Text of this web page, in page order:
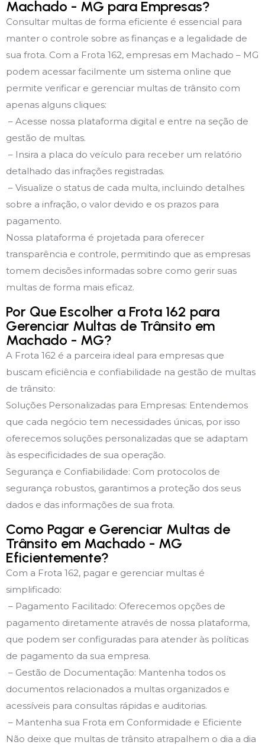
Machado - MG para Empresas?
Consultar multas de forma eficiente é essencial para
manter o controle sobre as finanças e a legalidade de
sua frota. Com a Frota 162, empresas em Machado – MG
podem acessar facilmente um sistema online que
permite verificar e gerenciar multas de trânsito com
apenas alguns cliques:
– Acesse nossa plataforma digital e entre na seção de
gestão de multas.
– Insira a placa do veículo para receber um relatório
detalhado das infrações registradas.
– Visualize o status de cada multa, incluindo detalhes
sobre a infração, o valor devido e os prazos para
pagamento.
Nossa plataforma é projetada para oferecer
transparência e controle, permitindo que as empresas
tomem decisões informadas sobre como gerir suas
multas de forma mais eficaz.
Por Que Escolher a Frota 162 para
Gerenciar Multas de Trânsito em
Machado - MG?
A Frota 162 é a parceira ideal para empresas que
buscam eficiência e confiabilidade na gestão de multas
de trânsito:
Soluções Personalizadas para Empresas: Entendemos
que cada negócio tem necessidades únicas, por isso
oferecemos soluções personalizadas que se adaptam
às especificidades de sua operação.
Segurança e Confiabilidade: Com protocolos de
segurança robustos, garantimos a proteção dos seus
dados e das informações de sua frota.
Como Pagar e Gerenciar Multas de
Trânsito em Machado - MG
Eficientemente?
Com a Frota 162, pagar e gerenciar multas é
simplificado:
– Pagamento Facilitado: Oferecemos opções de
pagamento diretamente através de nossa plataforma,
que podem ser configuradas para atender às políticas
de pagamento da sua empresa.
– Gestão de Documentação: Mantenha todos os
documentos relacionados a multas organizados e
acessíveis para consultas rápidas e auditorias.
– Mantenha sua Frota em Conformidade e Eficiente
Não deixe que multas de trânsito atrapalhem o dia a dia